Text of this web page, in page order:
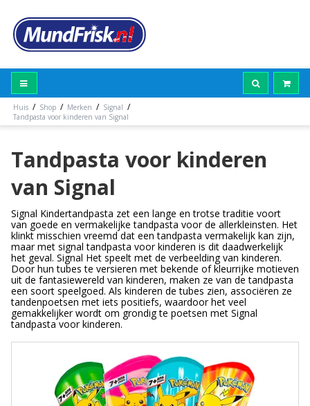
Huis / Shop / Merken / Signal /
Tandpasta voor kinderen van Signal
Tandpasta voor kinderen
van Signal
Signal Kindertandpasta zet een lange en trotse traditie voort
van goede en vermakelijke tandpasta voor de allerkleinsten. Het
klinkt misschien vreemd dat een tandpasta vermakelijk kan zijn,
maar met signal tandpasta voor kinderen is dit daadwerkelijk
het geval. Signal Het speelt met de verbeelding van kinderen.
Door hun tubes te versieren met bekende of kleurrijke motieven
uit de fantasiewereld van kinderen, maken ze van de tandpasta
een soort speelgoed. Als kinderen de tubes zien, associëren ze
tandenpoetsen met iets positiefs, waardoor het veel
gemakkelijker wordt om grondig te poetsen met Signal
tandpasta voor kinderen.